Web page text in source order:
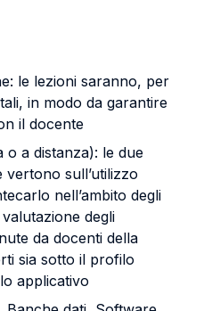
le lezioni saranno, per
in modo da garantire
il docente
o a distanza): le due
sull’utilizzo
nell’ambito degli
degli
da docenti della
sia sotto il profilo
applicativo